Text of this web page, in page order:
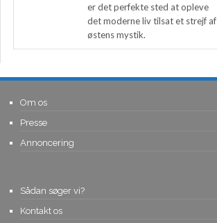
er det perfekte sted at opleve
det moderne liv tilsat et strejf af
østens mystik.
Om os
Presse
Annoncering
Sådan søger vi?
Kontakt os